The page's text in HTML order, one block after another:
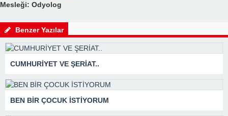
Mesleği: Odyolog
Benzer Yazılar
CUMHURİYET VE ŞERİAT..
BEN BİR ÇOCUK İSTİYORUM